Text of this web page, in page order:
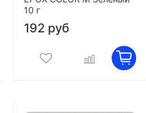
10 г
192 руб